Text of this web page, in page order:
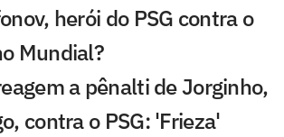
herói do PSG contra o
Mundial?
a pênalti de Jorginho,
contra o PSG: 'Frieza'